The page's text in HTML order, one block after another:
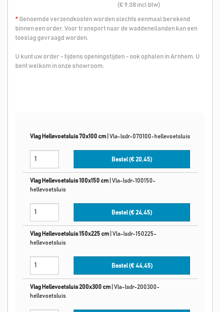
(€ 9,08 incl btw)
* Genoemde verzendkosten worden slechts eenmaal berekend
binnen een order. Voor transport naar de waddeneilanden kan een
toeslag gevraagd worden.
U kunt uw order - tijdens openingstijden - ook ophalen in Arnhem. U
bent welkom in onze showroom.
Vlag Hellevoetsluis 70x100 cm Vla-lsdr-070100-hellevoetsluis
Bestel (€20,45)
Vlag Hellevoetsluis 100x150 cm Vla-lsdr-100150-
hellevoetsluis
Bestel (€24,45)
Vlag Hellevoetsluis 150x225 cm Vla-lsdr-150225-
hellevoetsluis
Bestel (€44,45)
Vlag Hellevoetsluis 200x300 cm Vla-lsdr-200300-
hellevoetsluis